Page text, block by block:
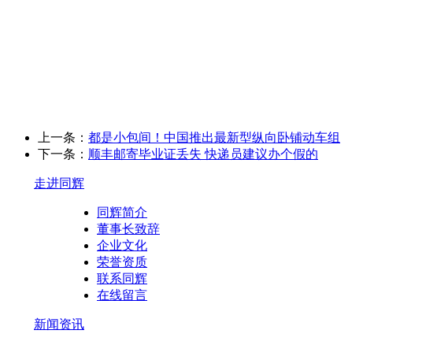
上一条： 都是小包间！中国推出最新型纵向卧铺动车组
下一条： 顺丰邮寄毕业证丢失 快递员建议办个假的
走进同辉
同辉简介
董事长致辞
企业文化
荣誉资质
联系同辉
在线留言
新闻资讯